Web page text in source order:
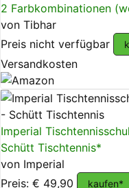
2 Farbkombinationen
von Tibhar
Preis nicht verfügbar
Versandkosten
Imperial
Schütt Tischtennis*
von Imperial
Preis: € 49,90
kaufen*